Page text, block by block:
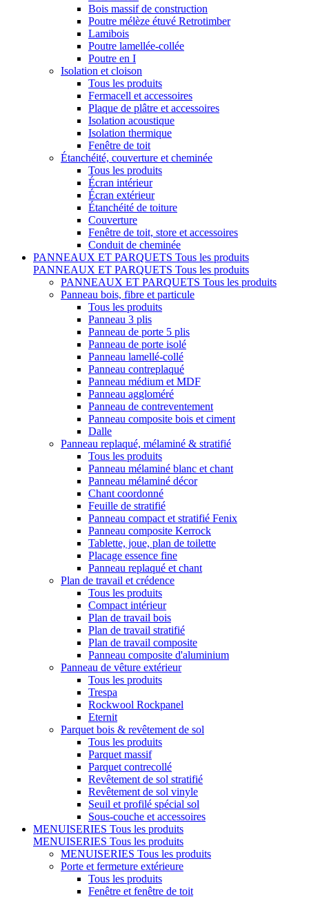
Bois massif de construction
Poutre mélèze étuvé Retrotimber
Lamibois
Poutre lamellée-collée
Poutre en I
Isolation et cloison
Tous les produits
Fermacell et accessoires
Plaque de plâtre et accessoires
Isolation acoustique
Isolation thermique
Fenêtre de toit
Étanchéité, couverture et cheminée
Tous les produits
Écran intérieur
Écran extérieur
Étanchéité de toiture
Couverture
Fenêtre de toit, store et accessoires
Conduit de cheminée
PANNEAUX ET PARQUETS Tous les produits
PANNEAUX ET PARQUETS Tous les produits
PANNEAUX ET PARQUETS Tous les produits
Panneau bois, fibre et particule
Tous les produits
Panneau 3 plis
Panneau de porte 5 plis
Panneau de porte isolé
Panneau lamellé-collé
Panneau contreplaqué
Panneau médium et MDF
Panneau aggloméré
Panneau de contreventement
Panneau composite bois et ciment
Dalle
Panneau replaqué, mélaminé & stratifié
Tous les produits
Panneau mélaminé blanc et chant
Panneau mélaminé décor
Chant coordonné
Feuille de stratifié
Panneau compact et stratifié Fenix
Panneau composite Kerrock
Tablette, joue, plan de toilette
Placage essence fine
Panneau replaqué et chant
Plan de travail et crédence
Tous les produits
Compact intérieur
Plan de travail bois
Plan de travail stratifié
Plan de travail composite
Panneau composite d'aluminium
Panneau de vêture extérieur
Tous les produits
Trespa
Rockwool Rockpanel
Eternit
Parquet bois & revêtement de sol
Tous les produits
Parquet massif
Parquet contrecollé
Revêtement de sol stratifié
Revêtement de sol vinyle
Seuil et profilé spécial sol
Sous-couche et accessoires
MENUISERIES Tous les produits
MENUISERIES Tous les produits
MENUISERIES Tous les produits
Porte et fermeture extérieure
Tous les produits
Fenêtre et fenêtre de toit